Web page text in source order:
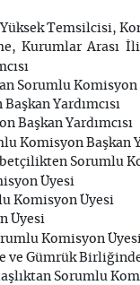
Temsilcisi,
Kurumlar Arası
Sorumlu Komisyon
Yardımcısı
Başkan Yardımcısı
Komisyon Başkan
Sorumlu
Üyesi
Komisyon Üyesi
Üyesi
Komisyon
Gümrük
Sorumlu